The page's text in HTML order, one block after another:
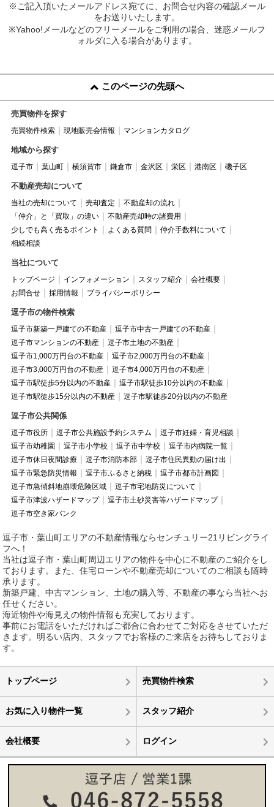
※ご記入頂いたメールアドレス宛てに、お問合せ内容の確認メール
をお送りいたします。
※Yahoo!メールなどのフリーメールをご利用の場合、迷惑メールフ
ォルダに入る場合があります。
このページの先頭へ
売買物件を探す
売買物件検索 現地販売会情報 マンションカタログ
地域から探す
逗子市 葉山町 横須賀市 鎌倉市 金沢区 栄区 港南区 磯子区
不動産売却について
当社の売却について 売却査定
不動産却の流れ
「仲介」と「買取」の違い
不動産売却時の諸費用
少しでも高く売るポイント
よくある質問
仲介手数料について
相続相談
当社について
トップページ インフォメーション スタッフ紹介
会社概要
お問合せ
採用情報 プライバシーポリシー
逗子市の物件検索
逗子市新築一戸建ての不動産
逗子市中古一戸建ての不動産
逗子市マンションの不動産
逗子市土地の不動産
逗子市1,000万円台の不動産
逗子市2,000万円台の不動産
逗子市3,000万円台の不動産
逗子市4,000万円台の不動産
逗子市駅徒歩5分以内の不動産
逗子市駅徒歩10分以内の不動産
逗子市駅徒歩15分以内の不動産
逗子市駅徒歩20分以内の不動産
逗子市公共関係
逗子市役所 逗子市公共施設予約システム
逗子市妊婦・育児相談
逗子市幼稚園
逗子市小学校 逗子市中学校
逗子市内病院一覧
逗子市休日夜間診療
逗子市消防本部
逗子市住民異動の届け出
逗子市緊急防災情報
逗子市ふるさと納税
逗子市都市計画図
逗子市急傾斜地崩壊危険区域
逗子市宅地防災について
逗子市津波ハザードマップ
逗子市土砂災害等ハザードマップ
逗子市空き家バンク
逗子市・葉山町エリアの不動産情報ならセンチュリー21リビングライ
フへ！
当社は逗子市・葉山町周辺エリアの物件を中心に不動産のご紹介をし
ております。また、住宅ローンや不動産売却についてのご相談も随時
承ります。
新築戸建、中古マンション、土地の購入等、不動産の事なら当社へお
任せください。
海近物件や海見えの物件情報も充実しております。
事前にお電話をいただければご都合に合わせてご対応をさせていただ
きます。明るい店内、スタッフでお客様のご来店をお待ちしておりま
す。
トップページ 売買物件検索
お気に入り物件一覧 スタッフ紹介
会社概要 ログイン